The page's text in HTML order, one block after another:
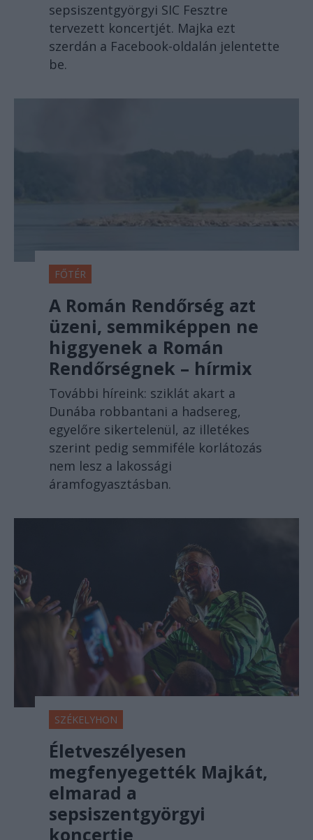
sepsiszentgyörgyi SIC Fesztre
tervezett koncertjét. Majka ezt
szerdán a Facebook-oldalán jelentette
be.
FŐTÉR
A Román Rendőrség azt
üzeni, semmiképpen ne
higgyenek a Román
Rendőrségnek – hírmix
További híreink: sziklát akart a
Dunába robbantani a hadsereg,
egyelőre sikertelenül, az illetékes
szerint pedig semmiféle korlátozás
nem lesz a lakossági
áramfogyasztásban.
SZÉKELYHON
Életveszélyesen
megfenyegették Majkát,
elmarad a
sepsiszentgyörgyi
koncertje